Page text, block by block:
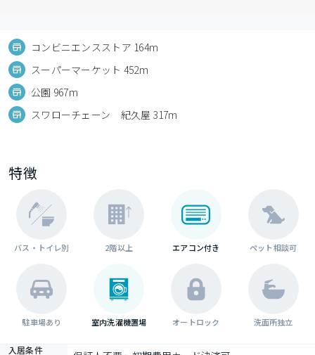
コンビニエンスストア 164m
スーパーマーケット 452m
公園 967m
スワローチェーン 紀久屋 317m
特徴
バス・トイレ別 2階以上 エアコン付き ペット相談可
駐車場あり 室内洗濯機置場 オートロック 洗面所独立
入居条件